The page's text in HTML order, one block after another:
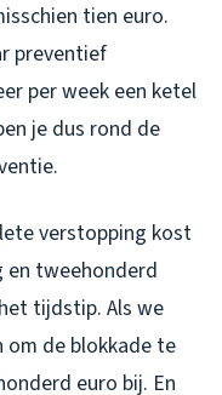
tien euro.
preventief
per week een ketel
je dus rond de
verstopping kost
en tweehonderd
tijdstip. Als we
de blokkade te
euro bij. En